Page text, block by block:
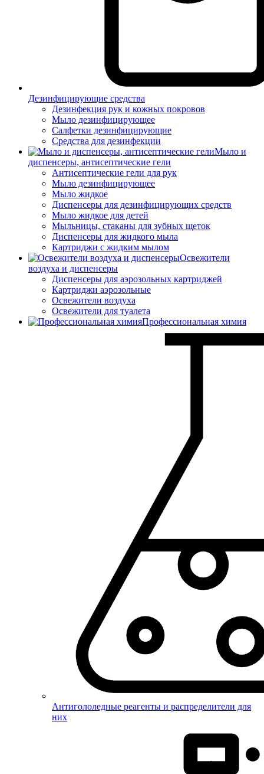
Дезинфицирующие средства
Дезинфекция рук и кожных покровов
Мыло дезинфицирующее
Салфетки дезинфицирующие
Средства для дезинфекции
Мыло и
диспенсеры, антисептические гели
Антисептические гели для рук
Мыло дезинфицирующее
Мыло жидкое
Диспенсеры для дезинфицирующих средств
Мыло жидкое для детей
Мыльницы, стаканы для зубных щеток
Диспенсеры для жидкого мыла
Картриджи с жидким мылом
Освежители
воздуха и диспенсеры
Диспенсеры для аэрозольных картриджей
Картриджи аэрозольные
Освежители воздуха
Освежители для туалета
Профессиональная химия
Антигололедные реагенты и распределители для
них